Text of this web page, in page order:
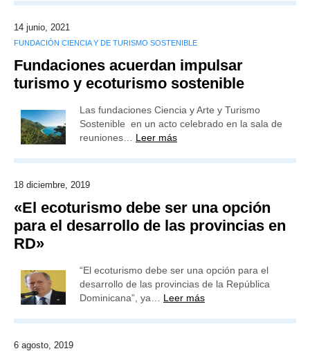
14 junio, 2021
FUNDACIÓN CIENCIA Y DE TURISMO SOSTENIBLE
Fundaciones acuerdan impulsar
turismo y ecoturismo sostenible
Las fundaciones Ciencia y Arte y Turismo
Sostenible en un acto celebrado en la sala de
reuniones… Leer más
18 diciembre, 2019
«El ecoturismo debe ser una opción
para el desarrollo de las provincias en
RD»
“El ecoturismo debe ser una opción para el
desarrollo de las provincias de la República
Dominicana”, ya… Leer más
6 agosto, 2019